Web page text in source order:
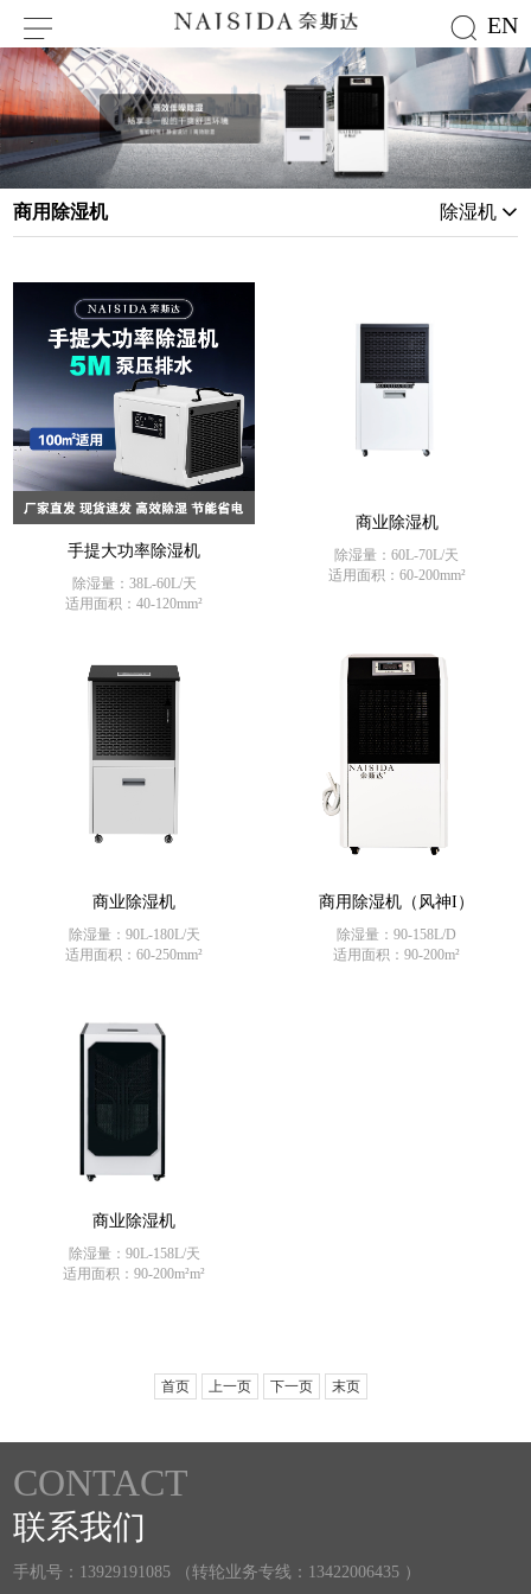
EN
商用除湿机 除湿机
手提大功率除湿机
除湿量：38L-60L/天
适用面积：40-120mm²
商业除湿机
除湿量：60L-70L/天
适用面积：60-200mm²
商业除湿机
除湿量：90L-180L/天
适用面积：60-250mm²
商用除湿机（风神I）
除湿量：90-158L/D
适用面积：90-200m²
商业除湿机
除湿量：90L-158L/天
适用面积：90-200m²m²
首页 上一页 下一页 末页
CONTACT
联系我们
手机号：13929191085 （转轮业务专线：13422006435 ）